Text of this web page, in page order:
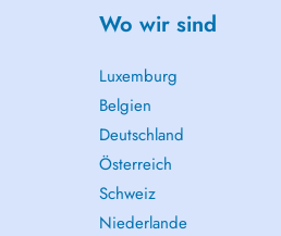
Wo wir sind
Luxemburg
Belgien
Deutschland
Österreich
Schweiz
Niederlande